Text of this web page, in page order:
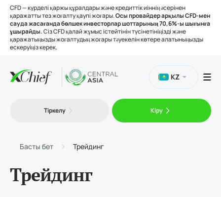
CFD — күрделі қаржы құралдары және кредиттік иіннің әсерінен
қаражатты тез жоғалту қаупі жоғары.Осы провайдер арқылы CFD-мен
сауда жасағанда бөлшек инвесторлар шоттарының 70,6%-ы шығынға
ұшырайды.Сіз CFD қалай жұмыс істейтінін түсінетініңізді және
қаражатыңызды жоғалтудың жоғары тәуекелін көтере алатыныңызды
ескеруіңіз керек.
KZ
Тіркелу Кіру
Басты бет Трейдинг
Трейдинг